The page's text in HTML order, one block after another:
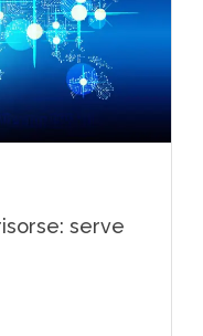
serve